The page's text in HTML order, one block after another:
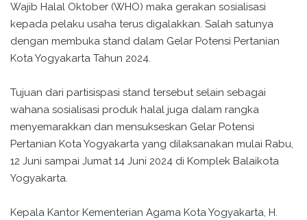
Wajib Halal Oktober (WHO) maka gerakan sosialisasi
kepada pelaku usaha terus digalakkan. Salah satunya
dengan membuka stand dalam Gelar Potensi Pertanian
Kota Yogyakarta Tahun 2024.
Tujuan dari partisispasi stand tersebut selain sebagai
wahana sosialisasi produk halal juga dalam rangka
menyemarakkan dan mensukseskan Gelar Potensi
Pertanian Kota Yogyakarta yang dilaksanakan mulai Rabu,
12 Juni sampai Jumat 14 Juni 2024 di Komplek Balaikota
Yogyakarta.
Kepala Kantor Kementerian Agama Kota Yogyakarta, H.